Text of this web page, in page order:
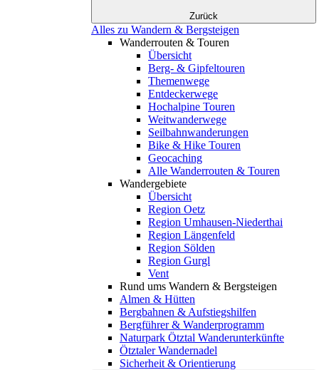
Zurück
Alles zu Wandern & Bergsteigen
Wanderrouten & Touren
Übersicht
Berg- & Gipfeltouren
Themenwege
Entdeckerwege
Hochalpine Touren
Weitwanderwege
Seilbahnwanderungen
Bike & Hike Touren
Geocaching
Alle Wanderrouten & Touren
Wandergebiete
Übersicht
Region Oetz
Region Umhausen-Niederthai
Region Längenfeld
Region Sölden
Region Gurgl
Vent
Rund ums Wandern & Bergsteigen
Almen & Hütten
Bergbahnen & Aufstiegshilfen
Bergführer & Wanderprogramm
Naturpark Ötztal Wanderunterkünfte
Ötztaler Wandernadel
Sicherheit & Orientierung